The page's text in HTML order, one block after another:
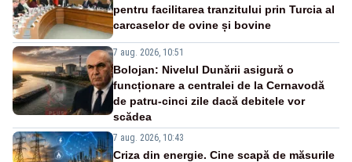
pentru facilitarea tranzitului prin Turcia al
carcaselor de ovine și bovine
7 aug. 2026, 10:51
Bolojan: Nivelul Dunării asigură o
funcționare a centralei de la Cernavodă
de patru-cinci zile dacă debitele vor
scădea
7 aug. 2026, 10:43
Criza din energie. Cine scapă de măsurile